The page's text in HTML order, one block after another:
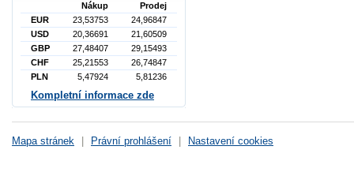
Nákup
Prodej
EUR
23,53753
24,96847
USD
20,36691
21,60509
GBP
27,48407
29,15493
CHF
25,21553
26,74847
PLN
5,47924 5,81236
Kompletní informace zde
Mapa stránek Právní prohlášení Nastavení cookies